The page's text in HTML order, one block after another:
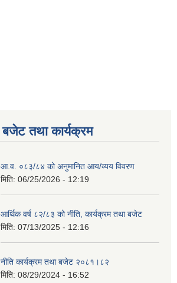
बजेट तथा कार्यक्रम
आ.व. ०८३/८४ को अनुमानित आय/व्यय विवरण
मिति: 06/25/2026 - 12:19
आर्थिक वर्ष ८२/८३ को नीति, कार्यक्रम तथा बजेट
मिति: 07/13/2025 - 12:16
नीति कार्यक्रम तथा बजेट २०८१।८२
मिति: 08/29/2024 - 16:52